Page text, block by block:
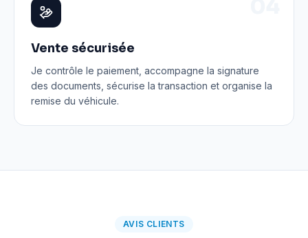
Vente sécurisée
Je contrôle le paiement, accompagne la signature
des documents, sécurise la transaction et organise la
remise du véhicule.
AVIS CLIENTS